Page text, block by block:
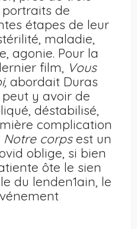
de
étapes de leur
maladie,
agonie. Pour la
film,
Vous
abordait Duras
y avoir de
déstabilisé,
complication
Notre corpsest un
oblige, si bien
ôte le sien
du lenden1ain, le